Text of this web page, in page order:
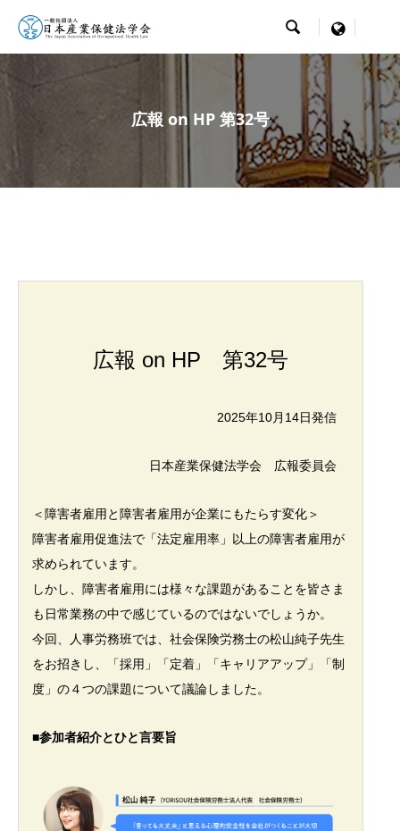

広報 on HP 第32号
広報 on HP 第32号
2025年10月14日発信
日本産業保健法学会 広報委員会
＜障害者雇用と障害者雇用が企業にもたらす変化＞
障害者雇用促進法で「法定雇用率」以上の障害者雇用が
求められています。
しかし、障害者雇用には様々な課題があることを皆さま
も日常業務の中で感じているのではないでしょうか。
今回、人事労務班では、社会保険労務士の松山純子先生
をお招きし、「採用」「定着」「キャリアアップ」「制
度」の４つの課題について議論しました。
■参加者紹介とひと言要旨